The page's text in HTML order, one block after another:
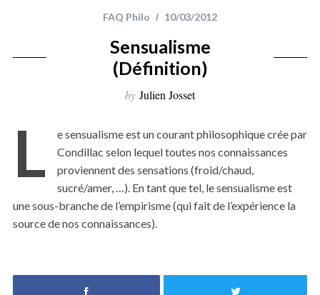
C
H
FAQ Philo 10/03/2012
Sensualisme
(Définition)
by Julien Josset
L
e sensualisme est un courant philosophique crée par
Condillac selon lequel toutes nos connaissances
proviennent des sensations (froid/chaud,
sucré/amer, …). En tant que tel, le sensualisme est
une sous-branche de l’empirisme (qui fait de l’expérience la
source de nos connaissances).